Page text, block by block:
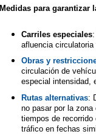
Medidas para garantizar
Carriles especiales
afluencia
Obras y
circulación de
especial intensidad,
Rutas alternativas:
no pasar por la
tiempos de
tráfico en fechas